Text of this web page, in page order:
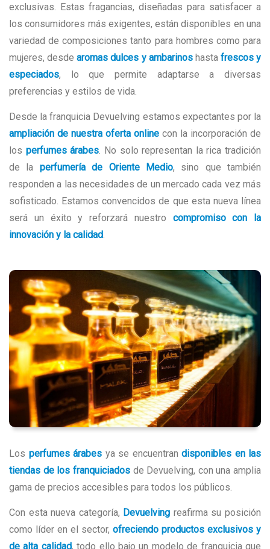
exclusivas. Estas fragancias, diseñadas para satisfacer a
los consumidores más exigentes, están disponibles en una
variedad de composiciones tanto para hombres como para
mujeres, desdearomas dulces y ambarinoshasta frescos y
especiados, lo que permite adaptarse a diversas
preferencias y estilos de vida.
Desde la franquicia Devuelving estamos expectantes por la
ampliación de nuestra oferta online con la incorporación de
los perfumes árabes. No solo representan la rica tradición
de la perfumería de Oriente Medio, sino que también
responden a las necesidades de un mercado cada vez más
sofisticado. Estamos convencidos de que esta nueva línea
será un éxito y reforzará nuestro compromiso con la
innovación y la calidad.
Los perfumes árabes ya se encuentran disponibles en las
tiendas de los franquiciadosde Devuelving, con una amplia
gama de precios accesibles para todos los públicos.
Con esta nueva categoría, Devuelving reafirma su posición
como líder en el sector, ofreciendo productos exclusivos y
de alta calidad, todo ello bajo un modelo de franquicia que